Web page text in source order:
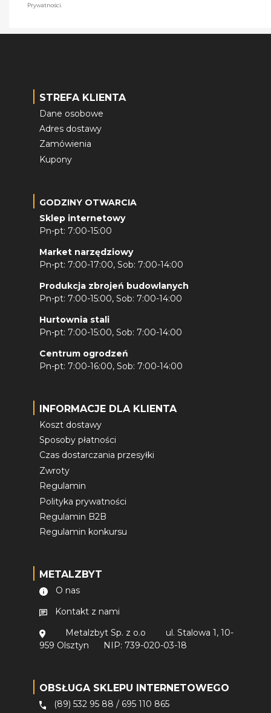
Prywatności.
STREFA KLIENTA
Dane osobowe
Adres dostawy
Zamówienia
Kupony
GODZINY OTWARCIA
Sklep internetowy
Pn-pt: 7:00-15:00
Market narzędziowy
Pn-pt: 7:00-17:00, Sob: 7:00-14:00
Produkcja zbrojeń budowlanych
Pn-pt: 7:00-15:00, Sob: 7:00-14:00
Hurtownia stali
Pn-pt: 7:00-15:00, Sob: 7:00-14:00
Centrum ogrodzeń
Pn-pt: 7:00-16:00, Sob: 7:00-14:00
INFORMACJE DLA KLIENTA
Koszt dostawy
Sposoby płatności
Czas dostarczania przesyłki
Zwroty
Regulamin
Polityka prywatności
Regulamin B2B
Regulamin konkursu
METALZBYT
O nas
Kontakt z nami
Metalzbyt Sp. z o.o
ul. Stalowa 1, 10-
959 Olsztyn
NIP: 739-020-03-18
OBSŁUGA SKLEPU INTERNETOWEGO
(89) 532 95 88 / 695 110 865